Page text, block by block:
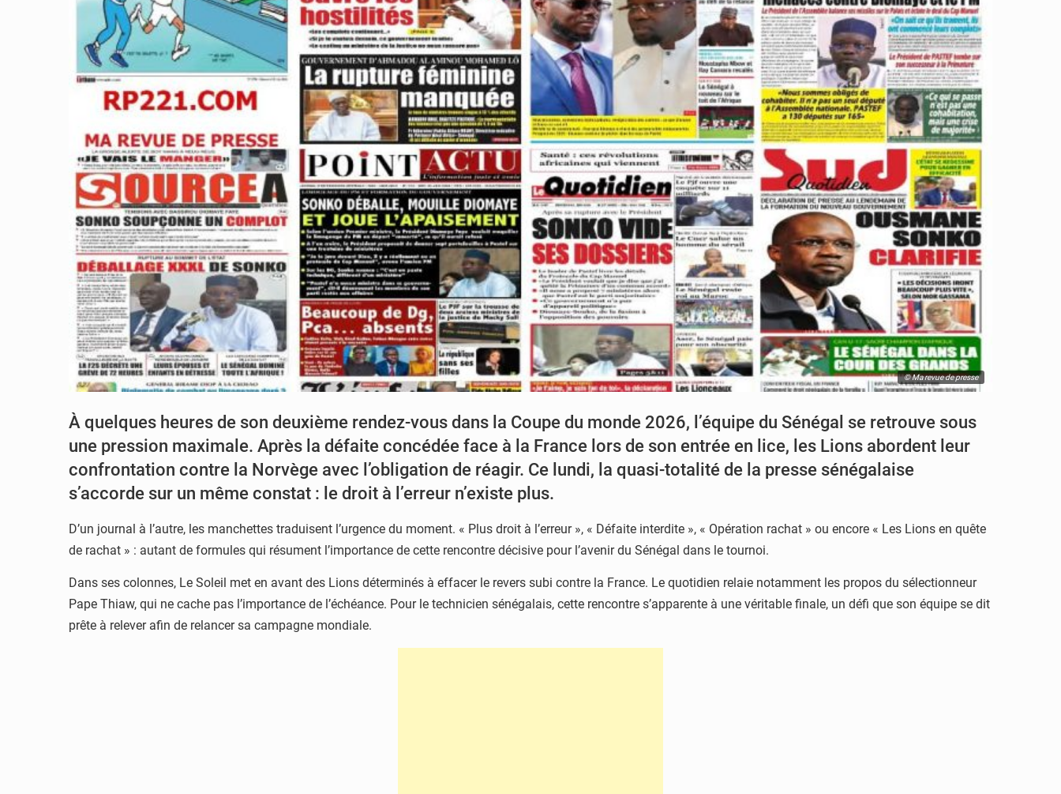
© Ma revue de presse
À quelques heures de son deuxième rendez-vous dans la Coupe du monde 2026, l’équipe du Sénégal se retrouve sous
une pression maximale. Après la défaite concédée face à la France lors de son entrée en lice, les Lions abordent leur
confrontation contre la Norvège avec l’obligation de réagir. Ce lundi, la quasi-totalité de la presse sénégalaise
s’accorde sur un même constat : le droit à l’erreur n’existe plus.
D’un journal à l’autre, les manchettes traduisent l’urgence du moment. « Plus droit à l’erreur », « Défaite interdite », « Opération rachat » ou encore « Les Lions en quête
de rachat » : autant de formules qui résument l’importance de cette rencontre décisive pour l’avenir du Sénégal dans le tournoi.
Dans ses colonnes, Le Soleil met en avant des Lions déterminés à effacer le revers subi contre la France. Le quotidien relaie notamment les propos du sélectionneur
Pape Thiaw, qui ne cache pas l’importance de l’échéance. Pour le technicien sénégalais, cette rencontre s’apparente à une véritable finale, un défi que son équipe se dit
prête à relever afin de relancer sa campagne mondiale.